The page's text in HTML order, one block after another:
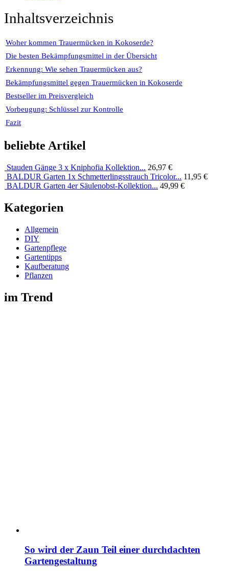
Inhaltsverzeichnis
Woher kommen Trauermücken in Kokoserde?
Die besten Bekämpfungsmittel in der Übersicht
Erkennung: Wie sehen Trauermücken aus?
Bekämpfungsmittel gegen Trauermücken in Kokoserde
Bestseller im Preisvergleich
Vorbeugung: Schlüssel zur Kontrolle
Fazit
beliebte Artikel
Stauden Gänge 3 x Kniphofia Kollektion... 26,97 €
BALDUR Garten 1x Schmetterlingsstrauch Tricolor... 11,95 €
BALDUR Garten 4er Säulenobst-Kollektion... 49,99 €
Kategorien
Allgemein
DIY
Gartenpflege
Gartentipps
Kaufberatung
Pflanzen
im Trend
So wird der Zaun Teil einer durchdachten
Gartengestaltung